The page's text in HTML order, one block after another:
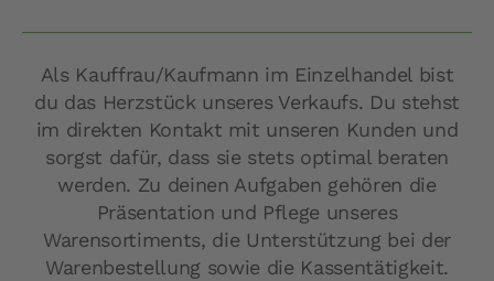
Als Kauffrau/Kaufmann im Einzelhandel bist
du das Herzstück unseres Verkaufs. Du stehst
im direkten Kontakt mit unseren Kunden und
sorgst dafür, dass sie stets optimal beraten
werden. Zu deinen Aufgaben gehören die
Präsentation und Pflege unseres
Warensortiments, die Unterstützung bei der
Warenbestellung sowie die Kassentätigkeit.